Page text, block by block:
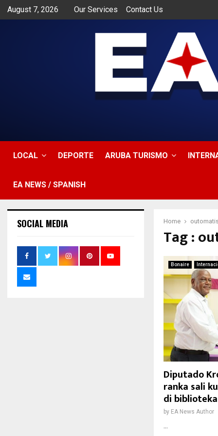
August 7, 2026 Our Services Contact Us
LOCAL DEPORTE ARUBA TURISMO
EA NEWS / SPANISH
Home
Tag :
Bonaire
Diputado
ranka sali
di biblioteka
by EA News Author
SOCIAL MEDIA